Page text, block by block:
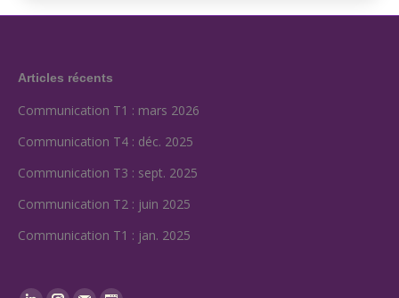
Articles récents
Communication T1 : mars 2026
Communication T4 : déc. 2025
Communication T3 : sept. 2025
Communication T2 : juin 2025
Communication T1 : jan. 2025